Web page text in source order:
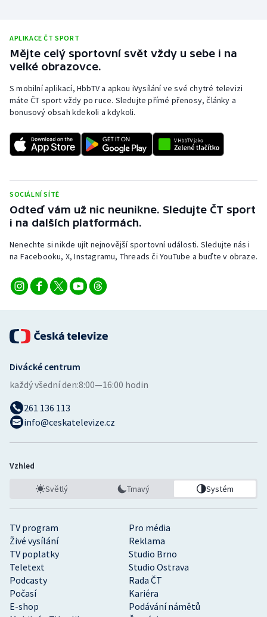
APLIKACE ČT SPORT
Mějte celý sportovní svět vždy u sebe i na
velké obrazovce.
S mobilní aplikací, HbbTV a apkou iVysílání ve své chytré televizi
máte ČT sport vždy po ruce. Sledujte přímé přenosy, články a
bonusový obsah kdekoli a kdykoli.
SOCIÁLNÍ SÍTĚ
Odteď vám už nic neunikne. Sledujte ČT sport
i na dalších platformách.
Nenechte si nikde ujít nejnovější sportovní události. Sledujte nás i
na Facebooku, X, Instagramu, Threads či YouTube a buďte v obraze.
TV program
Pro média
Živé vysílání
Reklama
TV poplatky
Studio Brno
Teletext
Studio Ostrava
Podcasty
Rada ČT
Počasí
Kariéra
E-shop
Podávání námětů
Divácké centrum
každý všední den:8:00—16:00 hodin
261 136 113
info@ceskatelevize.cz
Vzhled
Světlý Tmavý Systém